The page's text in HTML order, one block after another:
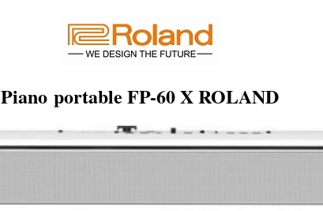
Piano portable FP-60 X ROLAND